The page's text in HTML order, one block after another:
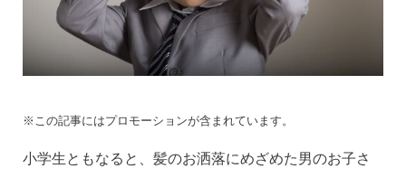
※この記事にはプロモーションが含まれています。
小学生ともなると、髪のお洒落にめざめた男のお子さ